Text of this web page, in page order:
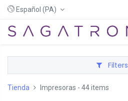
Español (PA)
Filters
Tienda Impresoras - 44 items